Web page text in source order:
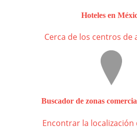
Hoteles en
Cerca de los centros de
Buscador de zonas
Encontrar la localización